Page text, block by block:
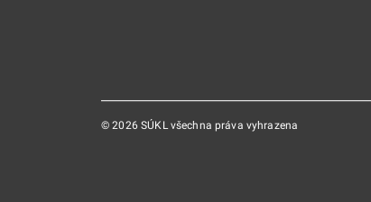
© 2026 SÚKL všechna práva vyhrazena